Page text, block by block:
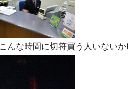
んな時間に切符買う人いない